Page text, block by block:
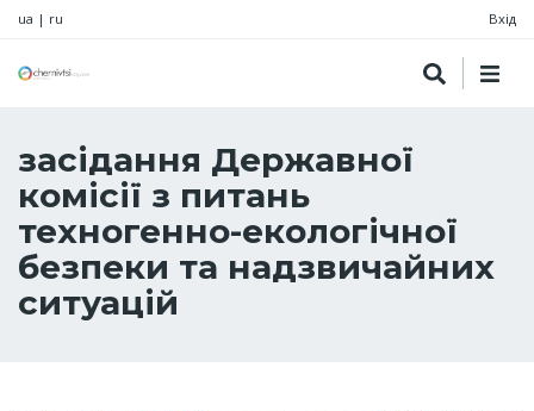
ua | ru Вхід
засідання Державної
комісії з питань
техногенно-екологічної
безпеки та надзвичайних
ситуацій